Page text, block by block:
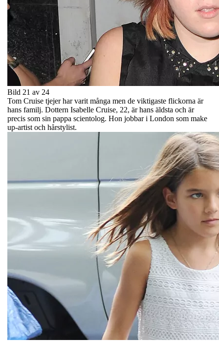
Bild 21 av 24
Tom Cruise tjejer har varit många men de viktigaste flickorna är
hans familj. Dottern Isabelle Cruise, 22, är hans äldsta och är
precis som sin pappa scientolog. Hon jobbar i London som make
up-artist och hårstylist.